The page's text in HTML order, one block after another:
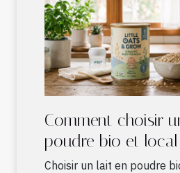
Comment choisir
poudre bio et
nourrisson ?
Choisir un lait en poudre